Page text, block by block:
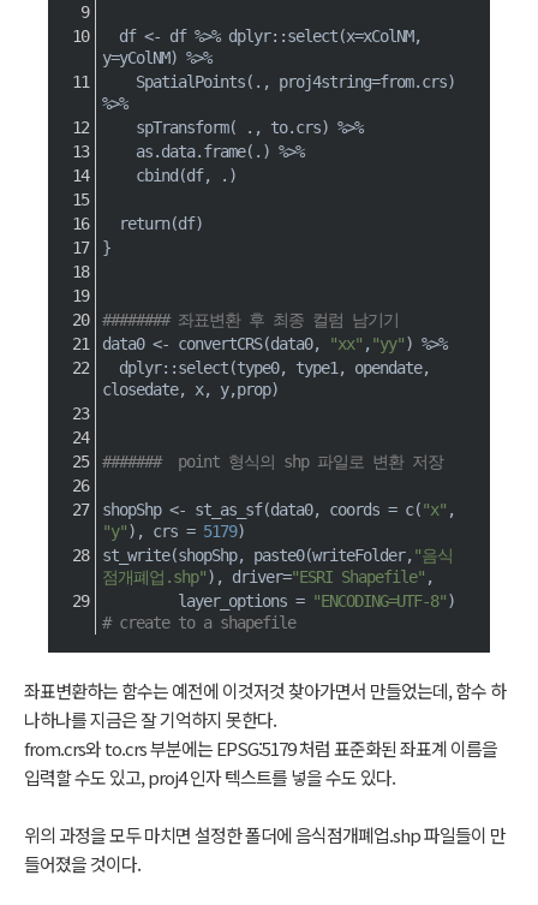
  df
<- df %>% dplyr::select(x=xColNM,
y=yColNM) %>%
    SpatialPoints
( . , proj4string=from.crs)
%>%
    spTransform
( . , to.crs) %>%
    as.data.frame
( . ) %>%
    cbind
(df, . )
return(df)
}
######## 좌표변환 후 최종 컬럼 남기기
data0 <- convertCRS(data0, "xx" , "yy") %>%
  dplyr
::select(type0, type1 , opendate,
closedate, x, y,prop)
#######  point 형식의 shp 파일로 변환 저장
shopShp <- st_as_sf(data0, coords = c("x" ,
"y") , crs = 5179)
st_write(shopShp, paste0(writeFolder, "음식
점개폐업.shp") , driver="ESRI Shapefile" ,
         layer_options
= "ENCODING=UTF-8")
# create to a shapefile
좌표변환하는 함수는 예전에 이것저것 찾아가면서 만들었는데, 함수 하
나하나를 지금은 잘 기억하지 못한다.
from.crs와 to.crs 부분에는 EPSG:5179 처럼 표준화된 좌표계 이름을
입력할 수도 있고, proj4 인자 텍스트를 넣을 수도 있다.
위의 과정을 모두 마치면 설정한 폴더에 음식점개폐업.shp 파일들이 만
들어졌을 것이다.